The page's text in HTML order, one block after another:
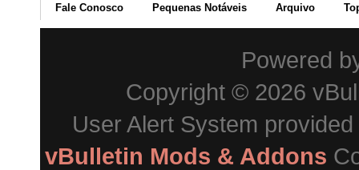
Fale Conosco Pequenas Notáveis Arquivo
Powered
Copyright © 2026
User Alert System
vBulletin Mods & Addons